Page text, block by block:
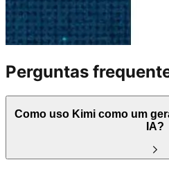
Perguntas
Como uso Kimi como um
IA?